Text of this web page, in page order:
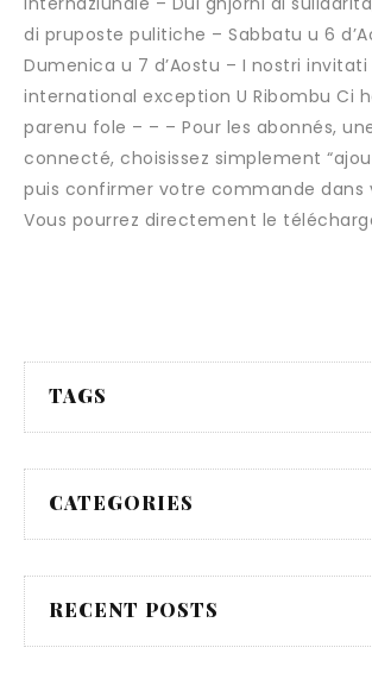
di pruposte pulitiche – Sabbatu u 6
Dumenica u 7 d’Aostu – I nostri
international exception U Ribombu Ci
parenu fole – – – Pour les abonnés,
connecté, choisissez simplement
puis confirmer votre commande dans
Vous pourrez directement le
TAGS
CATEGORIES
RECENT POSTS